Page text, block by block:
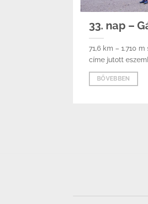
33. nap –
71,6 km – 1.710
címe jutott
BŐVEBBEN